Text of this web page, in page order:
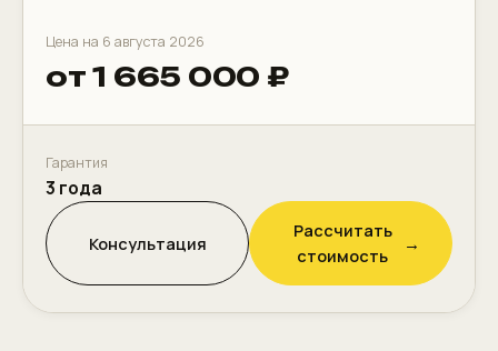
Цена на 6 августа 2026
от 1 665 000 ₽
Гарантия
3 года
Консультация
Рассчитать
стоимость
→